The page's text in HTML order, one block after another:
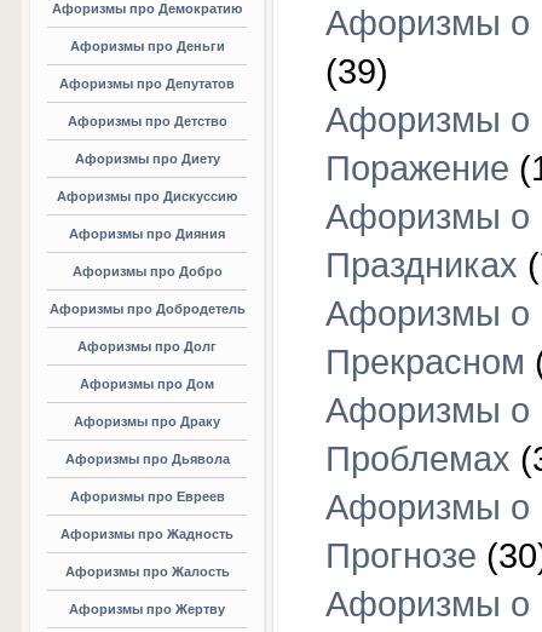
Афоризмы про Демократию
Афоризмы про Деньги
Афоризмы про Депутатов
Афоризмы про Детство
Афоризмы про Диету
Афоризмы про Дискуссию
Афоризмы про Дияния
Афоризмы про Добро
Афоризмы про Добродетель
Афоризмы про Долг
Афоризмы про Дом
Афоризмы про Драку
Афоризмы про Дьявола
Афоризмы про Евреев
Афоризмы про Жадность
Афоризмы про Жалость
Афоризмы про Жертву
Афоризмы о
(39)
Афоризмы о
Поражение
Афоризмы о
Праздниках
Афоризмы о
Прекрасном
Афоризмы о
Проблемах
Афоризмы о
Прогнозе
Афоризмы о